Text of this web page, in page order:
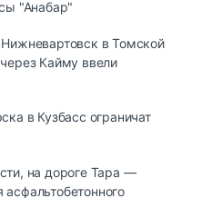
"Анабар"
в Томской
Кайму ввели
в Кузбасс ограничат
на дороге Тара —